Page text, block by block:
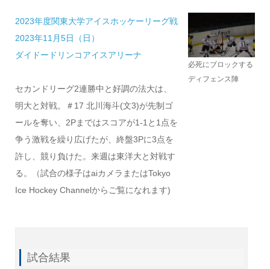
2023年度関東大学アイスホッケーリーグ戦
2023年11月5日（日）
ダイドードリンコアイスアリーナ
セカンドリーグ2連勝中と好調の法大は、
明大と対戦。＃17 北川海斗(文3)が先制ゴ
ールを奪い、2Pまではスコアが1-1と1点を
争う激戦を繰り広げたが、終盤3Pに3点を
許し、競り負けた。来週は東洋大と対戦す
る。（試合の様子はaiカメラまたはTokyo
Ice Hockey Channelからご覧になれます)
必死にブロックする
ディフェンス陣
試合結果